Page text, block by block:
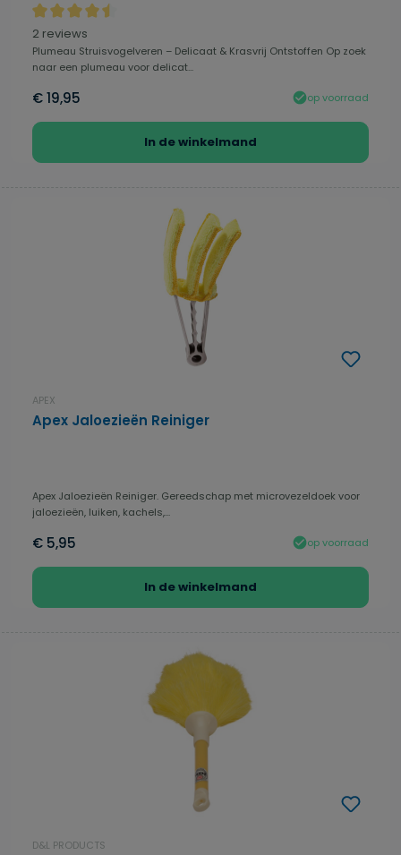
Gemiddelde waardering van 4.5 van 5 sterren
2 reviews
Plumeau Struisvogelveren – Delicaat & Krasvrij Ontstoffen Op zoek
naar een plumeau voor delicat...
€ 19,95 op voorraad
In de winkelmand
APEX
Apex Jaloezieën Reiniger
Apex Jaloezieën Reiniger. Gereedschap met microvezeldoek voor
jaloezieën, luiken, kachels,...
€ 5,95 op voorraad
In de winkelmand
D&L PRODUCTS